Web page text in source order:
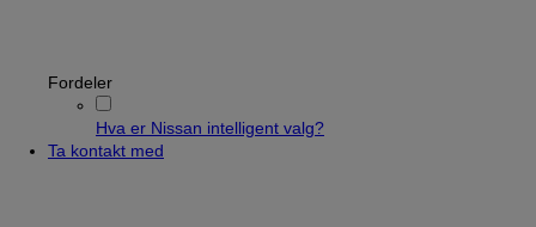
Fordeler
Hva er Nissan intelligent valg?
Ta kontakt med